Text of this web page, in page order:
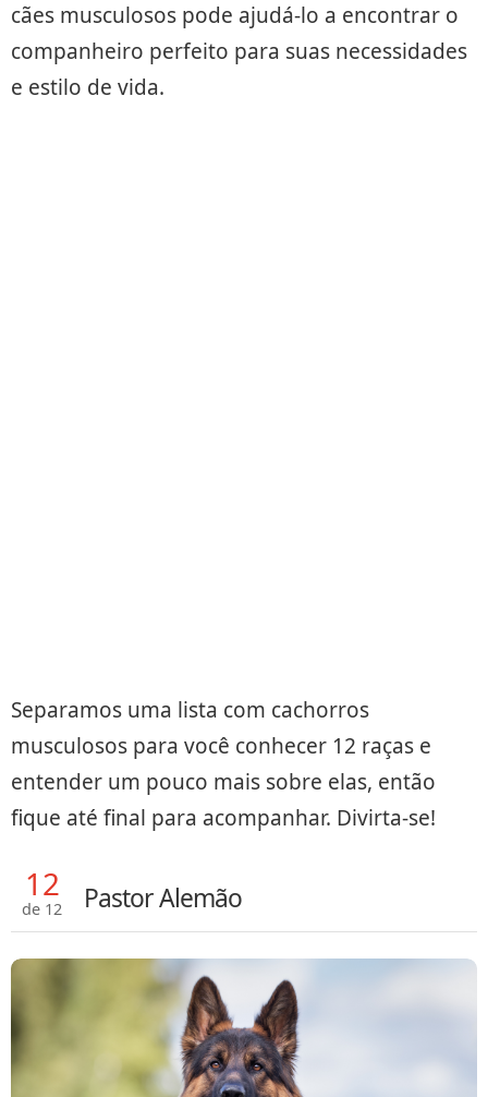
cães musculosos pode ajudá-lo a encontrar o
companheiro perfeito para suas necessidades
e estilo de vida.
Separamos uma lista com cachorros
musculosos para você conhecer 12 raças e
entender um pouco mais sobre elas, então
fique até final para acompanhar. Divirta-se!
12
de 12 Pastor Alemão